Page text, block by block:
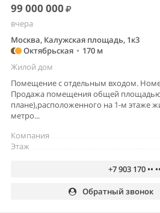
99 000 000
вчера
Москва, Калужская площадь, 1к3
Октябрьская • 170 м
Жилой дом
Помещение с отдельным входом.
Продажа помещения общей площадью
плане),расположенного на 1-м этаже
метро...
Компания
Этаж
+7 903 170 •• ••
Обратный звонок